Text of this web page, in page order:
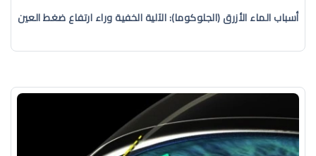
أسباب الماء الأزرق (الجلوكوما): الآلية الخفية وراء ارتفاع ضغط العين